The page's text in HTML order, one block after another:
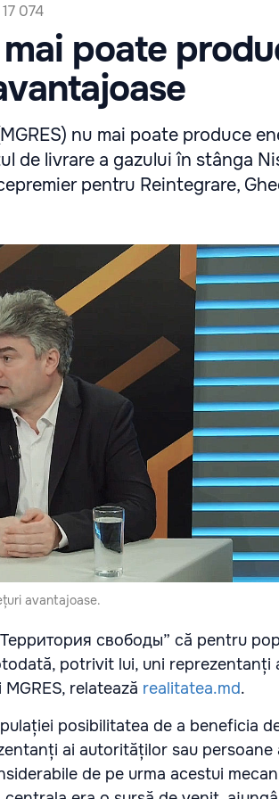
17 074
mai poate
nu mai poate produce
de livrare a gazului în stânga
pentru Reintegrare,
avantajoase.
свободы” că pentru
potrivit lui, uni reprezentanți
relatează realitatea.md.
posibilitatea de a beneficia
ai autorităților sau persoane
de pe urma acestui